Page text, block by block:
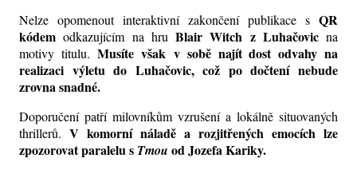
Nelze opomenout interaktivní zakončení publikace s QR
kódem odkazujícím na hru Blair Witch z Luhačovicna
motivy titulu. Musítevšakv sobě najít dost odvahy na
realizaci výletu do Luhačovic, což po dočtení nebude
zrovna snadné.
Doporučení patří milovníkům vzrušení a lokálně situovaných
thrillerů. V komorní náladě a rozjitřených emocích lze
zpozorovat paralelu s Tmou od Jozefa Kariky.